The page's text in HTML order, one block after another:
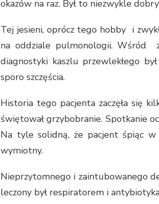
okazów na raz. Był to niezwykle
Tej jesieni, oprócz tego hobby i
na oddziale pulmonologii. Wśród
diagnostyki kaszlu przewlekłego
sporo szczęścia.
Historia tego pacjenta zaczęła się
świętował grzybobranie. Spotkanie
Na tyle solidną, że pacjent śpiąc w
wymiotny.
Nieprzytomnego i zaintubowanego
leczony był respiratorem i